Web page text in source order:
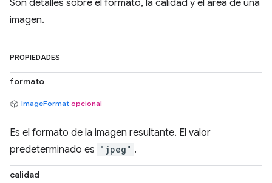
Son detalles sobre el formato, la calidad y el área de una
imagen.
PROPIEDADES
formato
ImageFormat opcional
Es el formato de la imagen resultante. El valor
predeterminado es "jpeg" .
calidad